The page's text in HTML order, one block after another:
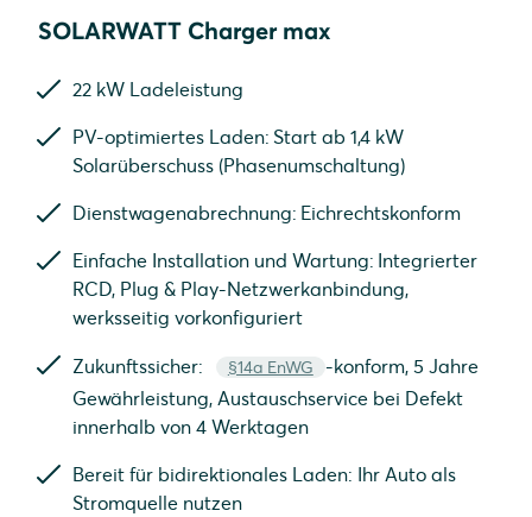
SOLARWATT Charger max
22 kW Ladeleistung
PV-optimiertes Laden: Start ab 1,4 kW
Solarüberschuss (Phasenumschaltung)
Dienstwagenabrechnung: Eichrechtskonform
Einfache Installation und Wartung: Integrierter
RCD, Plug & Play-Netzwerkanbindung,
werksseitig vorkonfiguriert
Zukunftssicher: §14a EnWG
-konform, 5 Jahre
Gewährleistung, Austauschservice bei Defekt
innerhalb von 4 Werktagen
Bereit für bidirektionales Laden: Ihr Auto als
Stromquelle nutzen